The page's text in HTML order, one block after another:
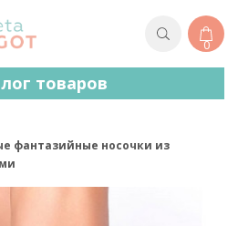
0
товаров
фантазийные носочки из